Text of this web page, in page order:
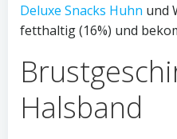
Deluxe Snacks Huhn und
fetthaltig (16%) und
Halsband